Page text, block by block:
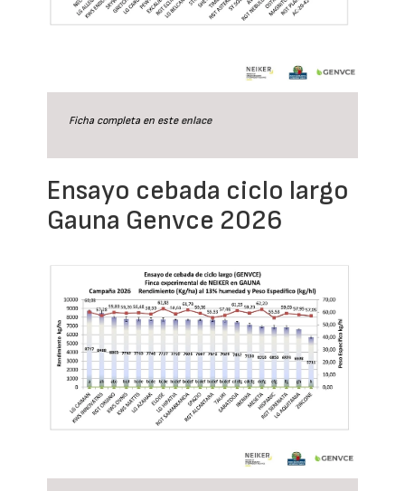
Ficha completa en este enlace
Ensayo cebada ciclo largo
Gauna Genvce 2026